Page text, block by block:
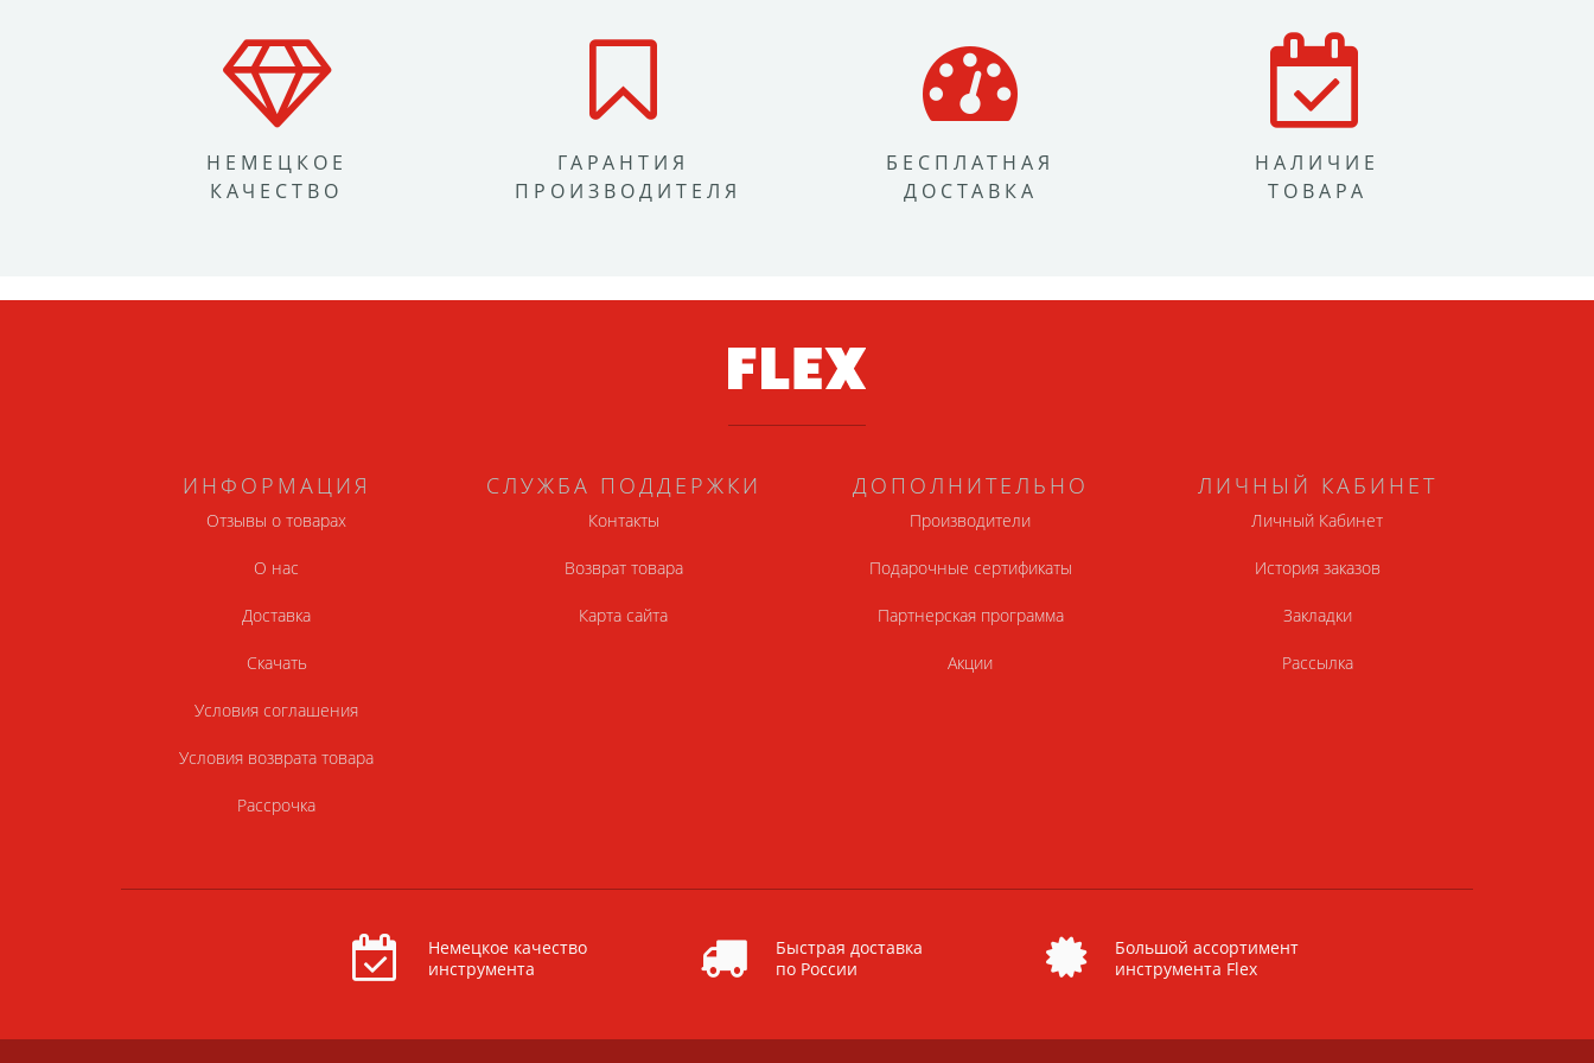
НЕМЕЦКОЕ
КАЧЕСТВО
ГАРАНТИЯ
ПРОИЗВОДИТЕЛЯ
БЕСПЛАТНАЯ
ДОСТАВКА
НАЛИЧИЕ
ТОВАРА
ИНФОРМАЦИЯ
Отзывы о товарах
О нас
Доставка
Скачать
Условия соглашения
Условия возврата товара
Рассрочка
СЛУЖБА ПОДДЕРЖКИ
Контакты
Возврат товара
Карта сайта
ДОПОЛНИТЕЛЬНО
Производители
Подарочные сертификаты
Партнерская программа
Акции
ЛИЧНЫЙ КАБИНЕТ
Личный Кабинет
История заказов
Закладки
Рассылка
Немецкое качество
инструмента
Быстрая доставка
по России
Большой ассортимент
инструмента Flex